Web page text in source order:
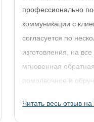
профессионально
коммуникации с
согласуется по
изготовления, на
мгновенная
помолвочное и
Читать весь отзыв